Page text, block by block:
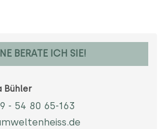
BERATE ICH SIE!
Bühler
- 54 80 65-163